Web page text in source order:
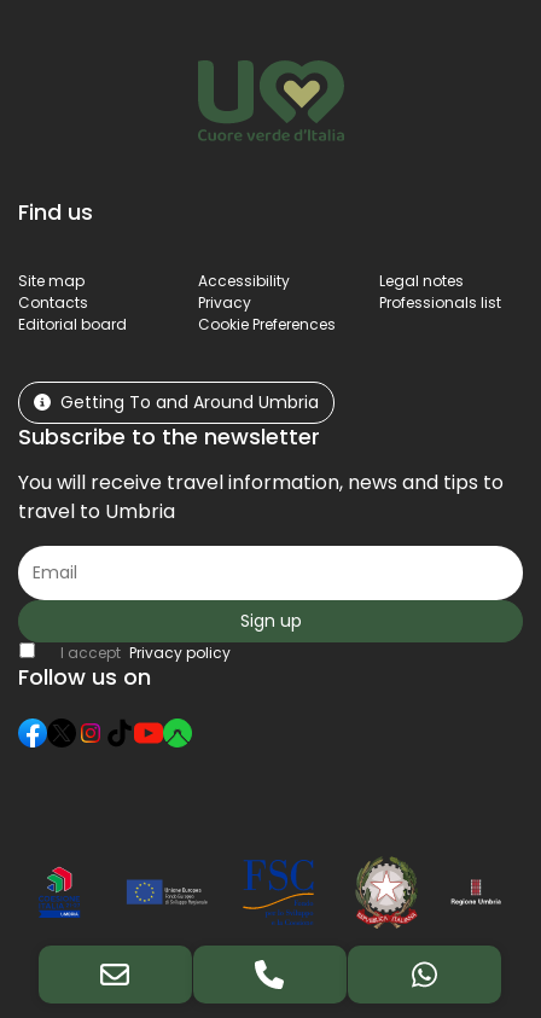
Find us
Site map Accessibility
Legal notes
Contacts
Privacy
Professionals list
Editorial board
Cookie Preferences
Getting To and Around Umbria
Subscribe to the newsletter
You will receive travel information, news and tips to
travel to Umbria
Sign up
I accept Privacy policy
Follow us on